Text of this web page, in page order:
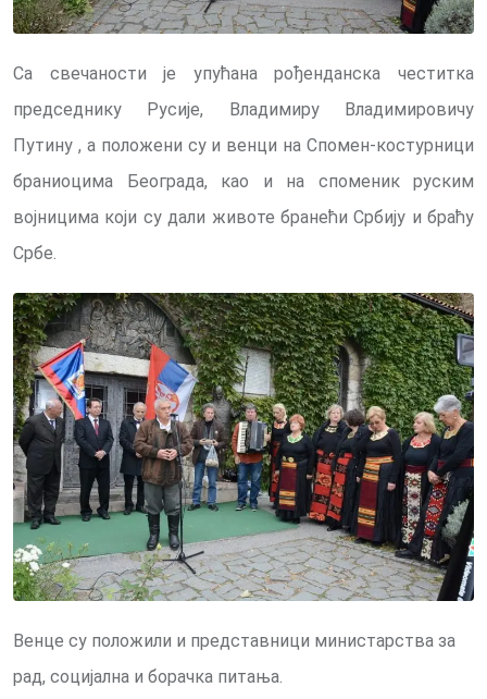
Са свечаности је упућана рођенданска честитка
председнику Русије, Владимиру Владимировичу
Путину , а положени су и венци на Спомен-костурници
браниоцима Београда, као и на споменик руским
војницима који су дали животе бранећи Србију и браћу
Србе.
Венце су положили и представници министарства за
рад, социјална и борачка питања.